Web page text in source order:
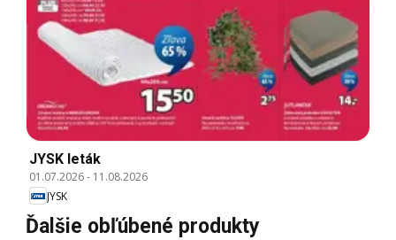
JYSK leták
01.07.2026- 11.08.2026
JYSK
Ďalšie obľúbené produkty